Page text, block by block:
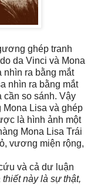
ghép tranh
da Vinci và Mona
nhìn ra bằng mắt
nhìn ra bằng mắt
so sánh. Vậy
Lisa và ghép
là hình ảnh một
Mona Lisa Trái
vương miện rộng,
và cả dư luận
thiết này là sự thật,